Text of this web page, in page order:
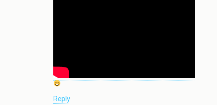
Reply